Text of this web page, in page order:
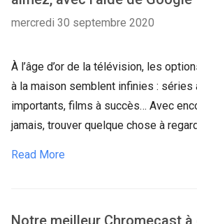
mercredi 30 septembre 2020
À l’âge d’or de la télévision, les
à la maison semblent infinies : séries
importants, films à succès… Avec
jamais, trouver quelque chose à
Read More
Notre meilleur Chromecast à